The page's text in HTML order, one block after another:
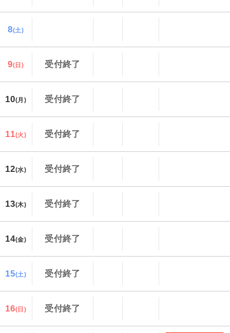
8(土)
9(日) 受付終了
10(月) 受付終了
11(火) 受付終了
12(水) 受付終了
13(木) 受付終了
14(金) 受付終了
15(土) 受付終了
16(日) 受付終了